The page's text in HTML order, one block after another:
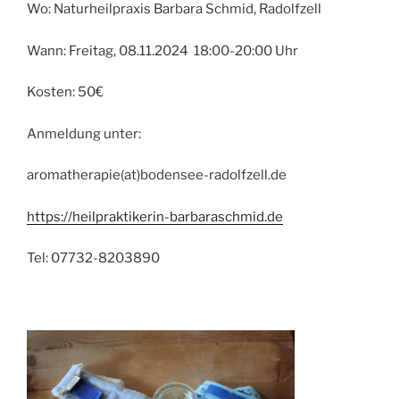
Wo: Naturheilpraxis Barbara Schmid, Radolfzell
Wann: Freitag, 08.11.2024 18:00-20:00 Uhr
Kosten: 50€
Anmeldung unter:
aromatherapie(at)bodensee-radolfzell.de
https://heilpraktikerin-barbaraschmid.de
Tel: 07732-8203890